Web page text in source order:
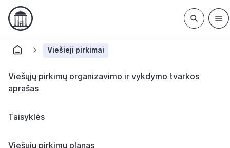
Viešieji pirkimai
Viešųjų pirkimų organizavimo ir vykdymo tvarkos
aprašas
Taisyklės
Viešųjų pirkimų planas